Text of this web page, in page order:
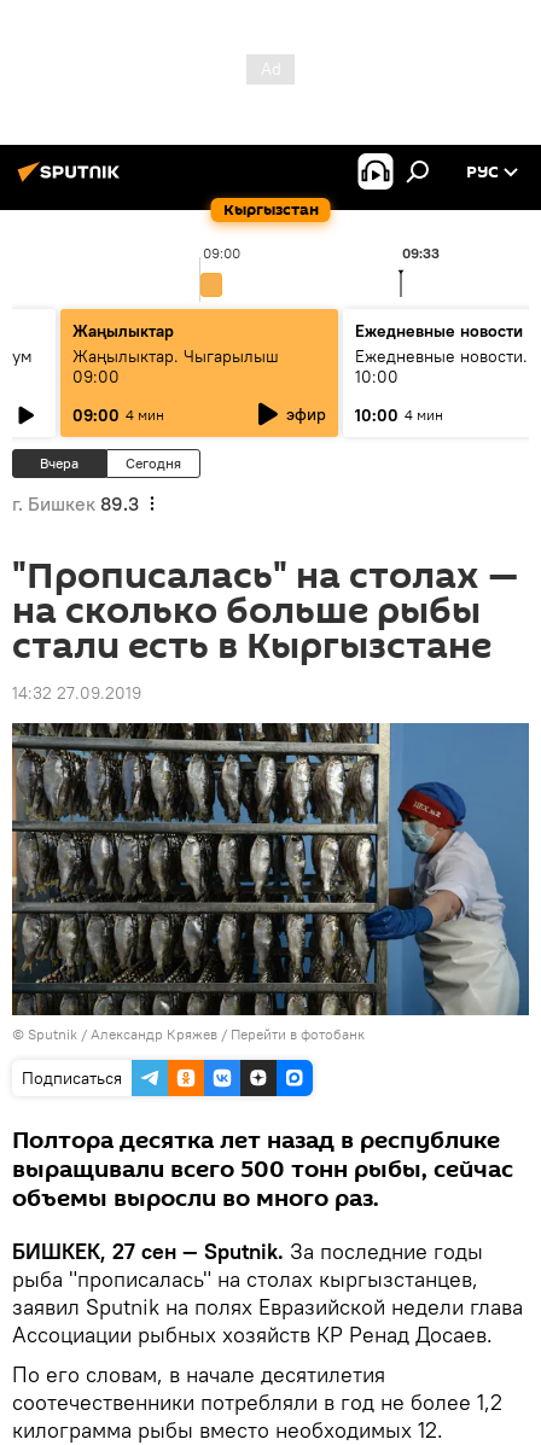
Кыргызстан
РУС
09:00 09:33
Жаңылыктар
Жаңылыктар. Чыгарылыш
09:00
09:00 4 мин эфир
Ежедневные новости
Ежедневные новости.
10:00
10:00 4 мин
Вчера Сегодня
г. Бишкек 89.3
"Прописалась" на столах —
на сколько больше рыбы
стали есть в Кыргызстане
14:32 27.09.2019
© Sputnik / Александр Кряжев / Перейти в фотобанк
Подписаться
Полтора десятка лет назад в республике
выращивали всего 500 тонн рыбы, сейчас
объемы выросли во много раз.
БИШКЕК, 27 сен — Sputnik. За последние годы
рыба "прописалась" на столах кыргызстанцев,
заявил Sputnik на полях Евразийской недели глава
Ассоциации рыбных хозяйств КР Ренад Досаев.
По его словам, в начале десятилетия
соотечественники потребляли в год не более 1,2
килограмма рыбы вместо необходимых 12.